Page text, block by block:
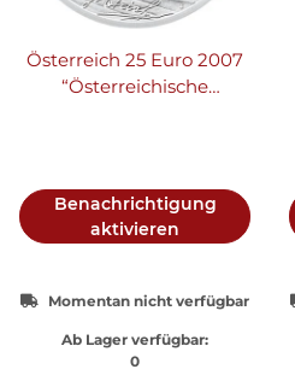
Österreich 25 Euro 2007
“Österreichische
Benachrichtigung
aktivieren
Momentan nicht verfügbar
Ab Lager verfügbar:
0